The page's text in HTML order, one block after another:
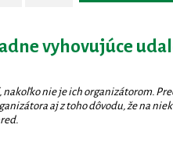
vyhovujúce
nie je ich organizátorom.
aj z toho dôvodu, že na